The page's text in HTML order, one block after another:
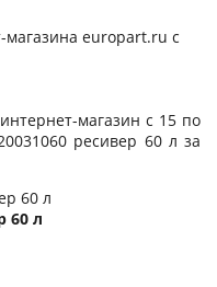
магазина europart.ru с
магазин с 15 по
ресивер 60 л за
60 л